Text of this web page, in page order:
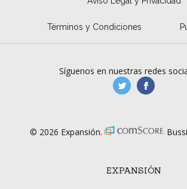
Términos y Condiciones
EXPANSIÓN
Síguenos en nuestras redes
© 2026 Expansión.